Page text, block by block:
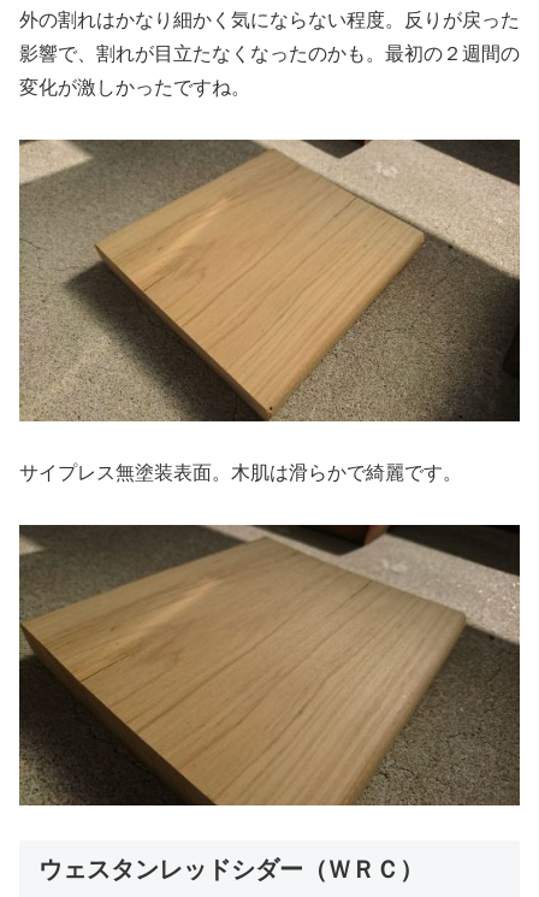
外の割れはかなり細かく気にならない程度。反りが戻った
影響で、割れが目立たなくなったのかも。最初の２週間の
変化が激しかったですね。
サイプレス無塗装表面。木肌は滑らかで綺麗です。
ウェスタンレッドシダー（ＷＲＣ）